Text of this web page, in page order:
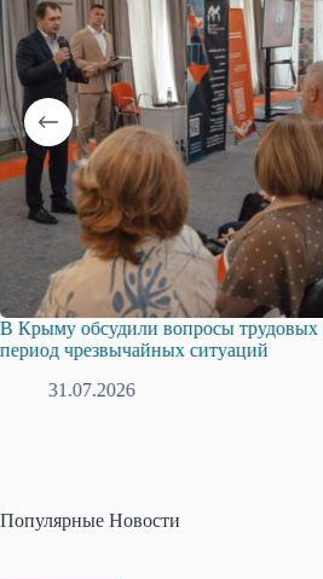
В Крыму обсудили вопросы
период чрезвычайных ситуаций
31.07.2026
Популярные Новости